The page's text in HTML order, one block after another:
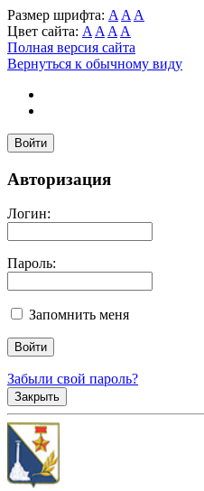
Размер шрифта: A A A
Цвет сайта: A A A A
Полная версия сайта
Вернуться к обычному виду
Войти
Авторизация
Логин:
Пароль:
Запомнить меня
Забыли свой пароль?
Закрыть